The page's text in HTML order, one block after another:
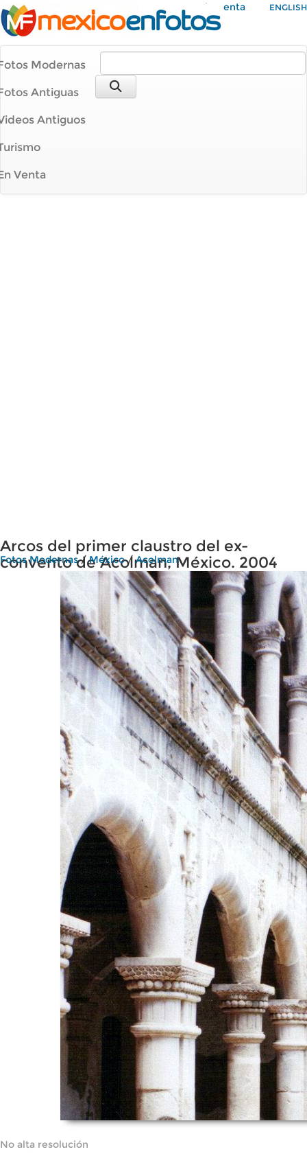
Mi Cuenta ENGLISH
Modernas
Antiguas
Antiguos
Venta
Arcos del primer claustro del ex-
convento de Acolman, México. 2004
Fotos Modernas/México/Acolman
No alta resolución